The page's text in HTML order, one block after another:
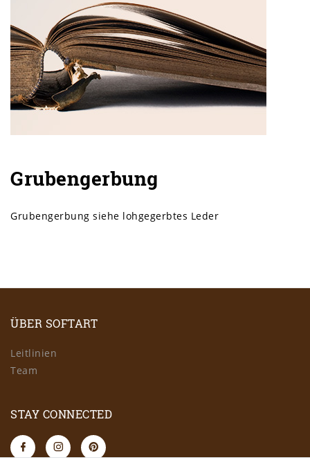
Grubengerbung
Grubengerbung siehe lohgegerbtes Leder
ÜBER SOFTART
Leitlinien
Team
STAY CONNECTED